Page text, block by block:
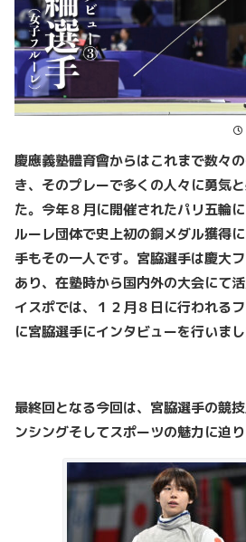
慶應義塾體育會からはこれまで数々
き、そのプレーで多くの人々に勇気
た。今年８月に開催されたパリ五輪
ルーレ団体で史上初の銅メダル獲得
手もその一人です。宮脇選手は慶大
あり、在塾時から国内外の大会にて
イスポでは、１２月８日に行われる
に宮脇選手にインタビューを行いまし
最終回となる今回は、宮脇選手の競
ンシングそしてスポーツの魅力に迫り